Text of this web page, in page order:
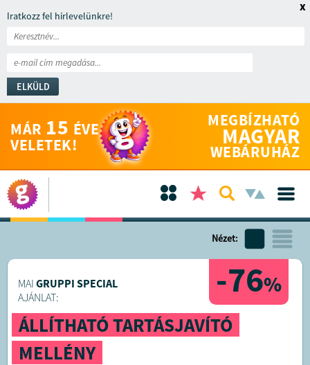
Iratkozz fel hírlevelünkre!
ELKÜLD
x
MÁR 15 ÉVE
VELETEK!
MEGBÍZHATÓ
MAGYAR
WEBÁRUHÁZ
Nézet:
-76%
MAI GRUPPI SPECIAL
AJÁNLAT:
ÁLLÍTHATÓ TARTÁSJAVÍTÓ
MELLÉNY